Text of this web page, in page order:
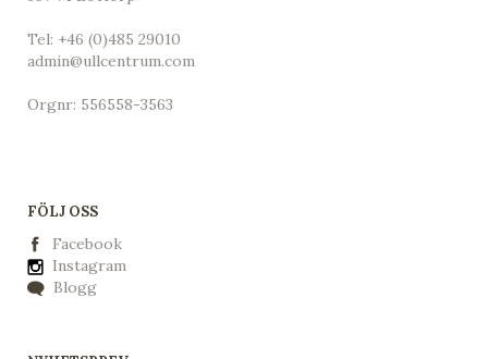
Tel: +46 (0)485 29010
admin@ullcentrum.com
Orgnr: 556558-3563
FÖLJ OSS
Facebook
Instagram
Blogg